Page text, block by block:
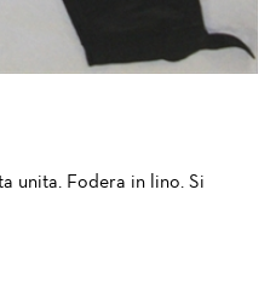
unita. Fodera in lino. Si